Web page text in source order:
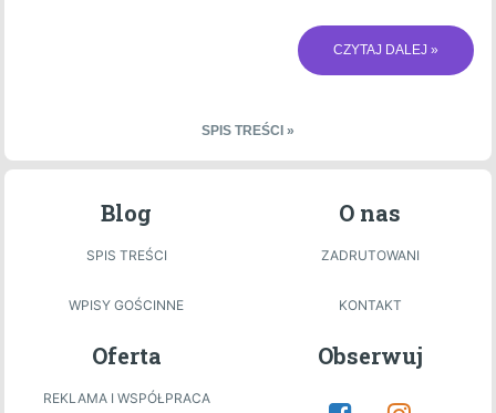
CZYTAJ DALEJ »
SPIS TREŚCI »
Blog
SPIS TREŚCI
WPISY GOŚCINNE
O nas
ZADRUTOWANI
KONTAKT
Oferta
REKLAMA I WSPÓŁPRACA
Obserwuj